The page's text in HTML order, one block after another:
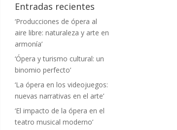
Entradas recientes
‘Producciones de ópera al
aire libre: naturaleza y arte en
armonía’
‘Ópera y turismo cultural: un
binomio perfecto’
‘La ópera en los videojuegos:
nuevas narrativas en el arte’
‘El impacto de la ópera en el
teatro musical moderno’